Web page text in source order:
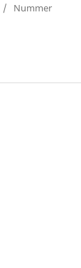
/ Nummer